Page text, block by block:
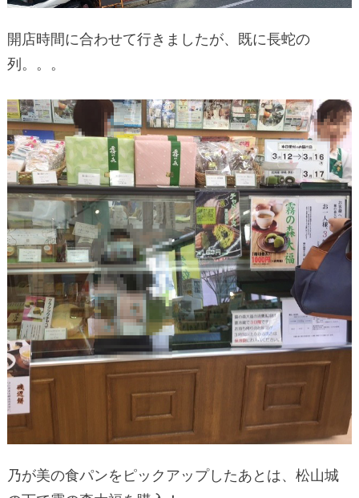
開店時間に合わせて行きましたが、既に長蛇の
列。。。
乃が美の食パンをピックアップしたあとは、松山城